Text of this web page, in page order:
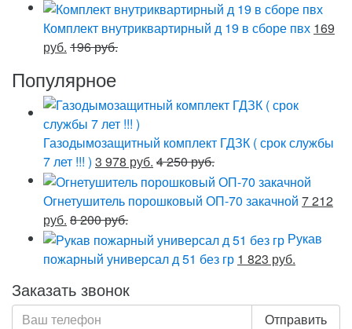
Комплект внутриквартирный д 19 в сборе пвх 169
руб. 196 руб.
Популярное
Газодымозащитный комплект ГДЗК ( срок службы
7 лет !!! ) 3 978 руб. 4 250 руб.
Огнетушитель порошковый ОП-70 закачной 7 212
руб. 8 200 руб.
Рукав
пожарный универсал д 51 без гр 1 823 руб.
Заказать звонок
Отправить